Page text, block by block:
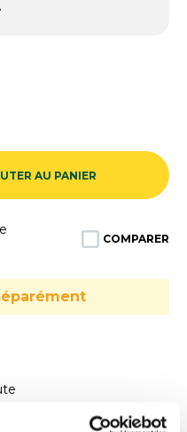
AU PANIER
COMPARER